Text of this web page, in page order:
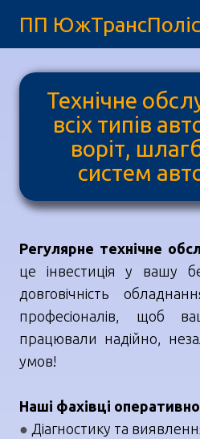
ПП
Технічне
всіх типів
воріт,
систем
Регулярне технічне
це інвестиція у вашу
довговічність
професіоналів, щоб
працювали надійно,
умов!
Наші фахівці
● Діагностику та